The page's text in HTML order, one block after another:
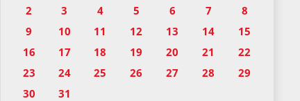
2
3 4 5 6 7
8
9
10 11 12 13 14
15
16
17 18 19 20 21
22
23
24 25 26 27 28
29
30
31